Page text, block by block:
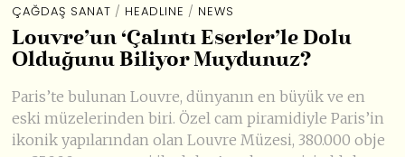
ÇAĞDAŞ SANAT / HEADLINE / NEWS
Louvre’un ‘Çalıntı Eserler’le Dolu
Olduğunu Biliyor Muydunuz?
Paris’te bulunan Louvre, dünyanın en büyük ve en
eski müzelerinden biri. Özel cam piramidiyle Paris’in
ikonik yapılarından olan Louvre Müzesi, 380.000 obje